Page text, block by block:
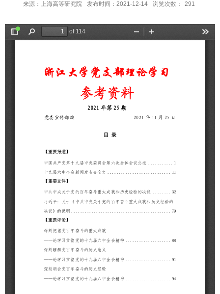
来源：上海高等研究院 发布时间：2021-12-14 浏览次数： 291